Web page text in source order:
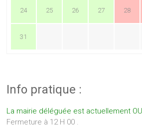
24 25 26 27 28
31
Info pratique :
La mairie déléguée est actuellement
Fermeture à 12 H 00 .